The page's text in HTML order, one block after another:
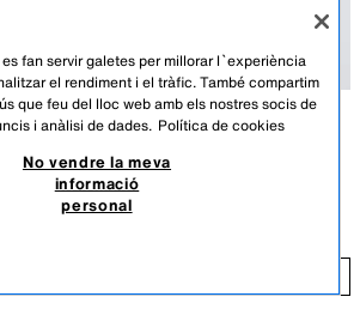
trenat a la part davantera i polsera al
sivella. Sola de goma.
METAL·LITZADES
fan servir galetes per millorar l`experiència
el rendiment i el tràfic. També compartim
que feu del lloc web amb els nostres socis de
i anàlisi de dades. Política de cookies
No vendre la meva
informació
personal